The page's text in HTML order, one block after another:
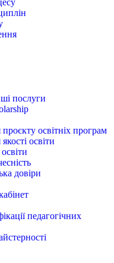
послуги
освітніх програм
освіти
довіри
педагогічних